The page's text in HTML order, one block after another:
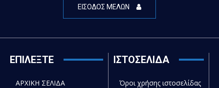
ΕΙΣΟΔΟΣ ΜΕΛΩΝ
ΕΠΙΛΕΞΤΕ
ΑΡΧΙΚΗ ΣΕΛΙΔΑ
ΙΣΤΟΣΕΛΙΔΑ
Όροι χρήσης ιστοσελίδας